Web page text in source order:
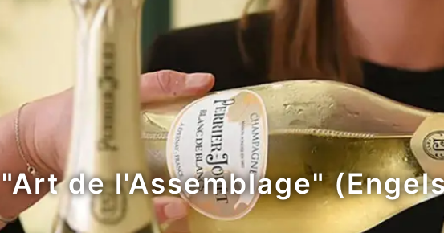
"Art de l'Assemblage"